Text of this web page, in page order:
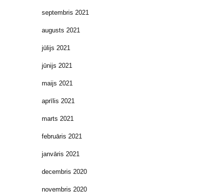
septembris 2021
augusts 2021
jūlijs 2021
jūnijs 2021
maijs 2021
aprīlis 2021
marts 2021
februāris 2021
janvāris 2021
decembris 2020
novembris 2020